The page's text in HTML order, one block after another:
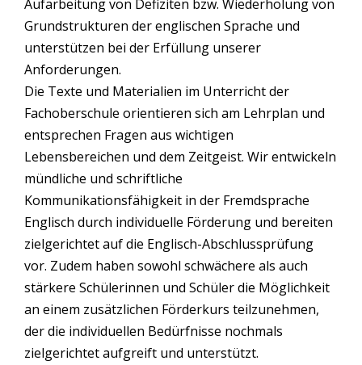
Aufarbeitung von Defiziten bzw. Wiederholung von
Grundstrukturen der englischen Sprache und
unterstützen bei der Erfüllung unserer
Anforderungen.
Die Texte und Materialien im Unterricht der
Fachoberschule orientieren sich am Lehrplan und
entsprechen Fragen aus wichtigen
Lebensbereichen und dem Zeitgeist. Wir entwickeln
mündliche und schriftliche
Kommunikationsfähigkeit in der Fremdsprache
Englisch durch individuelle Förderung und bereiten
zielgerichtet auf die Englisch-Abschlussprüfung
vor. Zudem haben sowohl schwächere als auch
stärkere Schülerinnen und Schüler die Möglichkeit
an einem zusätzlichen Förderkurs teilzunehmen,
der die individuellen Bedürfnisse nochmals
zielgerichtet aufgreift und unterstützt.